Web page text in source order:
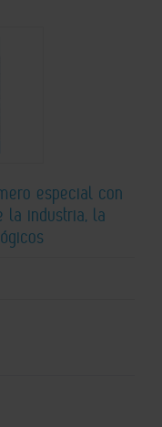
especial con
la industria, la